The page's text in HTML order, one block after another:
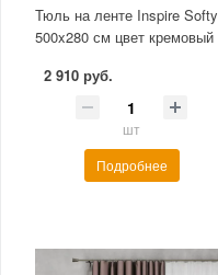
Тюль на ленте Inspire Softy
500x280 см цвет кремовый
2 910 руб.
шт
Подробнее